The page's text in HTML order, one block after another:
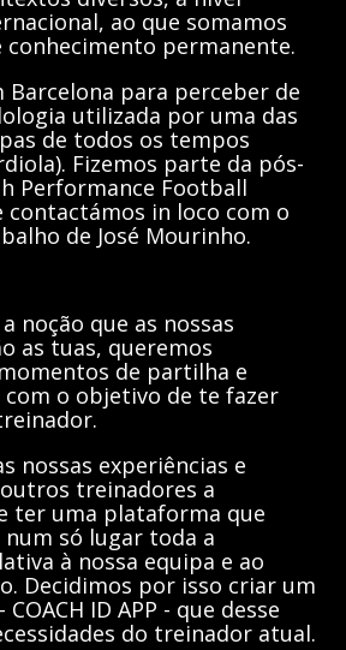
ao que somamos
conhecimento permanente.
Barcelona para perceber de
utilizada por uma das
de todos os tempos
Fizemos parte da pós-
Performance Football
contactámos in loco com o
de José Mourinho.
noção que as nossas
as tuas, queremos
de partilha e
o objetivo de te fazer
nossas experiências e
treinadores a
ter uma plataforma que
só lugar toda a
à nossa equipa e ao
Decidimos por isso criar um
ID APP - que desse
do treinador atual.